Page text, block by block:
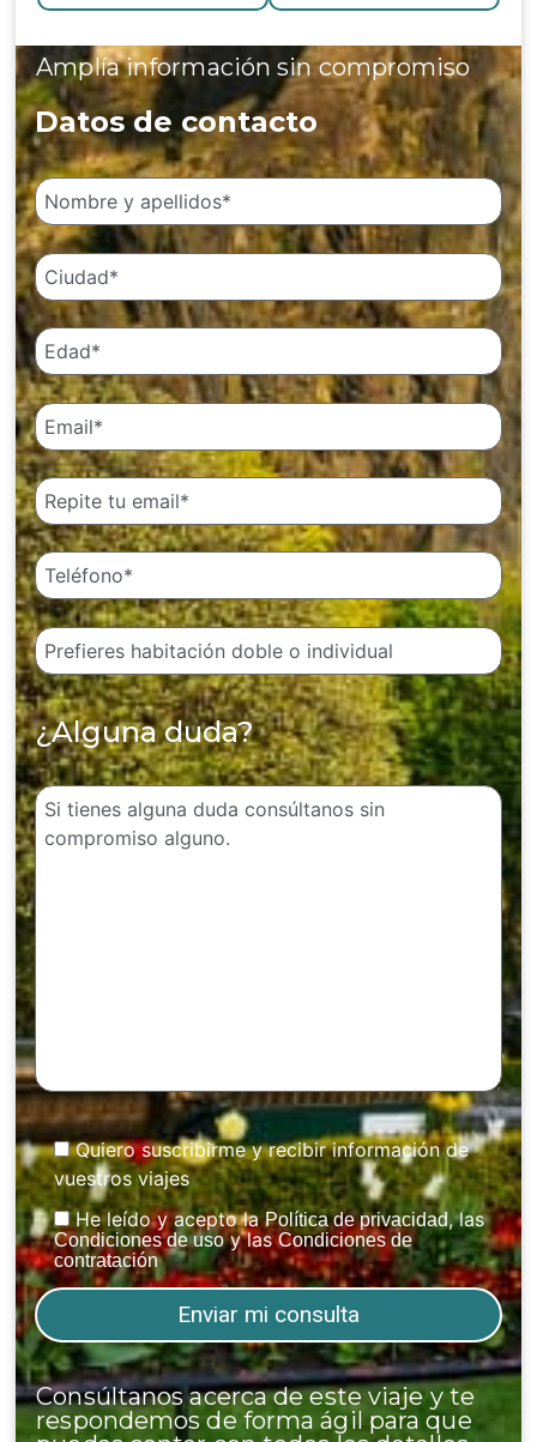
Amplía información sin compromiso
Datos de contacto
¿Alguna duda?
Quiero suscribirme y recibir información de
vuestros viajes
He leído y acepto laPolítica de privacidad , las
Condiciones de uso y lasCondiciones de
contratación
Consúltanos acerca de este viaje y te
respondemos de forma ágil para que